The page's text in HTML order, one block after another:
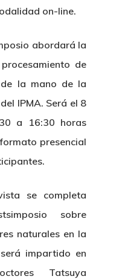
on-line.
abordará la
de
la mano de la
IPMA. Será el 8
a 16:30 horas
presencial
se completa
sobre
naturales en la
impartido en
Tatsuya